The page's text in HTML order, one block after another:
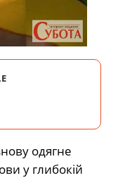
одягне
у глибокій